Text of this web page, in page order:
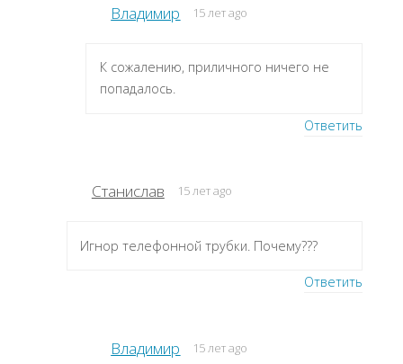
Владимир 15 лет ago
К сожалению, приличного ничего не
попадалось.
Ответить
Станислав 15 лет ago
Игнор телефонной трубки. Почему???
Ответить
Владимир 15 лет ago